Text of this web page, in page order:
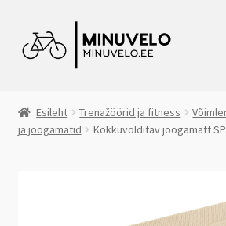
Liigu
navigeerimisele
Liigu
sisu
E-POOD
Esileht Trenažöörid ja fitness
ja joogamatid
Kokkuvolditav joogamatt